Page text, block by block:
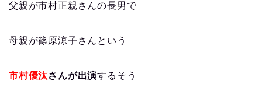
父親が市村正親さんの長男で
母親が篠原涼子さんという
市村優汰さんが出演するそう